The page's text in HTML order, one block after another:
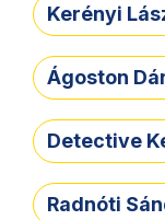
Kerényi
Ágoston
Detective
Radnóti